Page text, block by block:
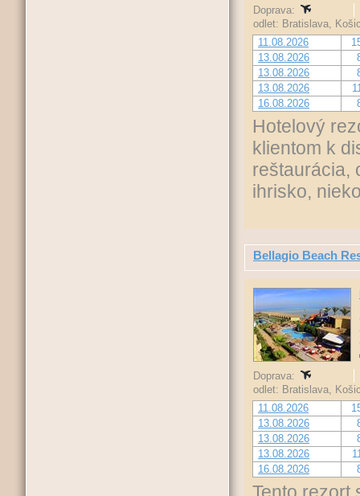
Doprava:
odlet: Bratislava,
11.08.2026
13.08.2026
13.08.2026
13.08.2026
16.08.2026
Hotelový
klientom k
reštaurácia,
ihrisko,
Bellagio Beach
Doprava:
odlet: Bratislava,
11.08.2026
13.08.2026
13.08.2026
13.08.2026
16.08.2026